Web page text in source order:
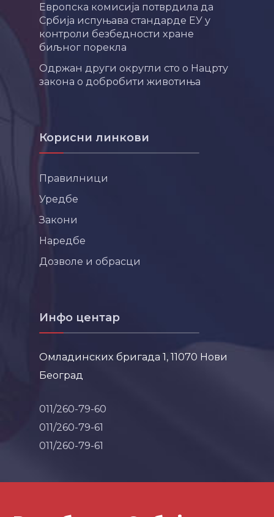
Европска комисија потврдила да
Србија испуњава стандарде ЕУ у
контроли безбедности хране
биљног порекла
Одржан други округли сто о Нацрту
закона о добробити животиња
Корисни линкови
Правилници
Уредбе
Закони
Наредбе
Дозволе и обрасци
Инфо центар
Омладинских бригада 1, 11070 Нови
Београд
011/260-79-60
011/260-79-61
011/260-79-61